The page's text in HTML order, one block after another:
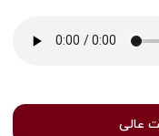
عالی